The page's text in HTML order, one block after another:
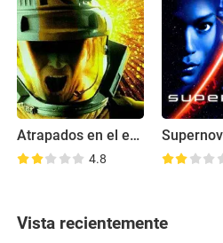
Atrapados en el espacio
4.8
Vista recientemente